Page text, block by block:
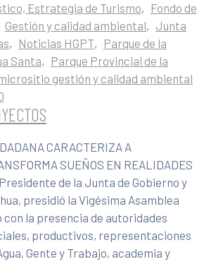
Estrategia de Turismo‚ Fondo de
Gestión y calidad ambiental‚ Junta
‚ Noticias HGPT‚ Parque de la
Santa‚ Parque Provincial de la
gestión y calidad ambiental
CARACTERIZA A
SUEÑOS EN REALIDADES
de la Junta de Gobierno y
presidió la Vigésima Asamblea
la presencia de autoridades
productivos, representaciones
Gente y Trabajo, academia y